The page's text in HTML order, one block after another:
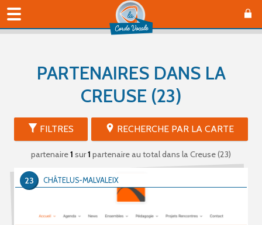
PARTENAIRES DANS LA
CREUSE (23)
FILTRES RECHERCHE PAR LA CARTE
partenaire1 sur1 partenaire au totaldans la Creuse (23)
CHÂTELUS-MALVALEIX
23